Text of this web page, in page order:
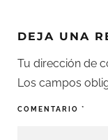
DEJA UNA
Tu dirección de
Los campos
COMENTARIO *